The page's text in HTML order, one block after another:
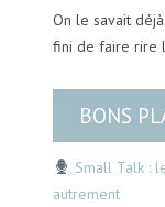
On le savait
fini de faire rire
BONS
Small Talk :
autrement